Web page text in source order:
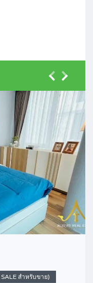
SALE สำหรับขาย)